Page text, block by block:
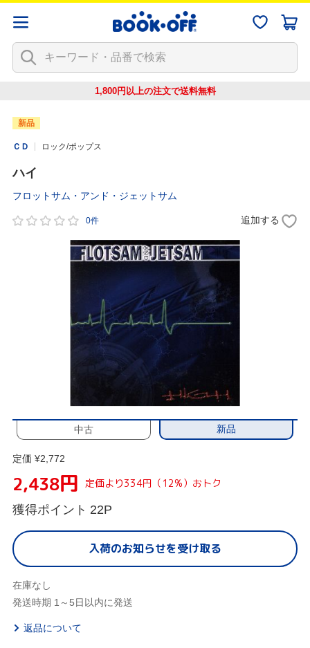
1,800円以上の注文で送料無料
新品
ＣＤ ロック/ポップス
ハイ
フロットサム・アンド・ジェットサム
0件 追加する
中古 新品
定価 ¥2,772
2,438円 定価より334円（12%）おトク
獲得ポイント 22P
入荷のお知らせを受け取る
在庫なし
発送時期 1～5日以内に発送
返品について